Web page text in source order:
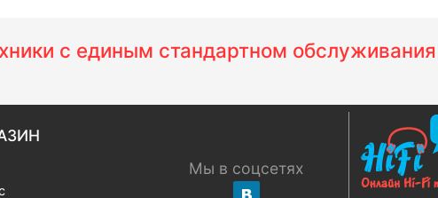
с единым стандартном
Мы в соцсетях